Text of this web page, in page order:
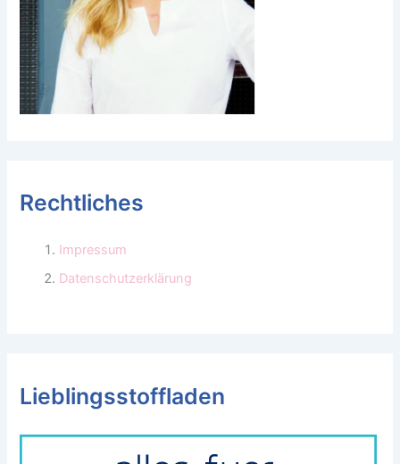
Rechtliches
Impressum
Datenschutzerklärung
Lieblingsstoffladen